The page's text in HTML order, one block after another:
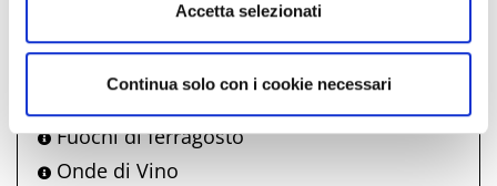
Accetta selezionati
Continua solo con i cookie necessari
propone anche
Fuochi di ferragosto
Onde di Vino